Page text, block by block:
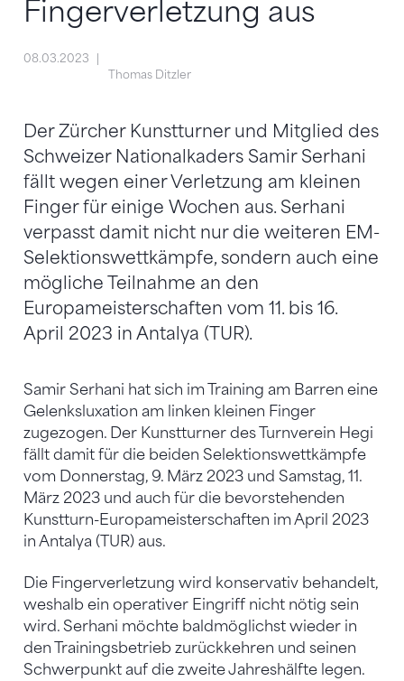
Fingerverletzung aus
08.03.2023
Thomas Ditzler
Der Zürcher Kunstturner und Mitglied des
Schweizer Nationalkaders Samir Serhani
fällt wegen einer Verletzung am kleinen
Finger für einige Wochen aus. Serhani
verpasst damit nicht nur die weiteren EM-
Selektionswettkämpfe, sondern auch eine
mögliche Teilnahme an den
Europameisterschaften vom 11. bis 16.
April 2023 in Antalya (TUR).
Samir Serhani hat sich im Training am Barren eine
Gelenksluxation am linken kleinen Finger
zugezogen. Der Kunstturner des Turnverein Hegi
fällt damit für die beiden Selektionswettkämpfe
vom Donnerstag, 9. März 2023 und Samstag, 11.
März 2023 und auch für die bevorstehenden
Kunstturn-Europameisterschaften im April 2023
in Antalya (TUR) aus.
Die Fingerverletzung wird konservativ behandelt,
weshalb ein operativer Eingriff nicht nötig sein
wird. Serhani möchte baldmöglichst wieder in
den Trainingsbetrieb zurückkehren und seinen
Schwerpunkt auf die zweite Jahreshälfte legen.